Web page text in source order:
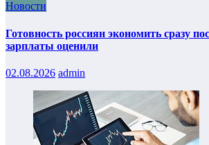
Новости
Готовность россиян экономить сразу
зарплаты оценили
02.08.2026 admin